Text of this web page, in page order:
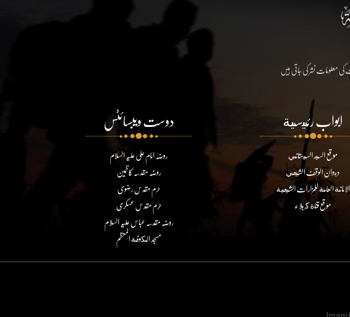
معلومات نشر کی جاتی ہیں
ابواب رئيسية
موقع السيد السيستاني
ديوان الوقف الشيعي
الامانة العامة للمزارات الشيعية
موقع قناة كربلاء
دوست ویبسائٹس
روضہ امام علی علیہ السلام
روضہ مقدسہ کاظمین
حرم مقدس رضوی
حرم مقدس عسکری
روضہ مقدسہ عباس علیہ السلام
مسجد الكوفة المعظم